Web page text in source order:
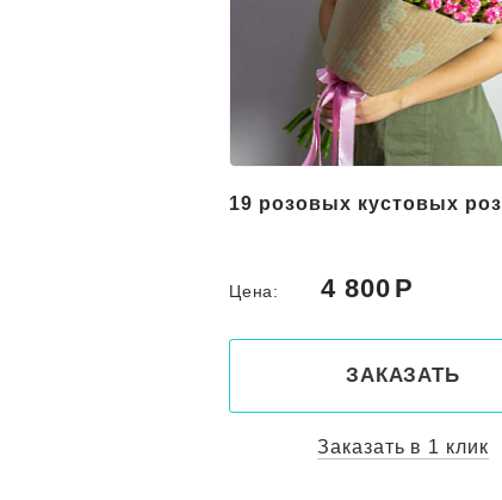
19 розовых кустовых роз
Цена: 4 800
ЗАКАЗАТЬ
Заказать в 1 клик